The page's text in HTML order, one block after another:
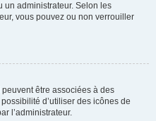
un administrateur. Selon les
vous pouvez ou non verrouiller
être associées à des
d’utiliser des icônes de
l’administrateur.